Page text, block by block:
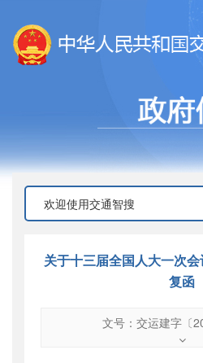
关于十三届全国人大一次
复函
文号：交运建字〔
交运建字〔